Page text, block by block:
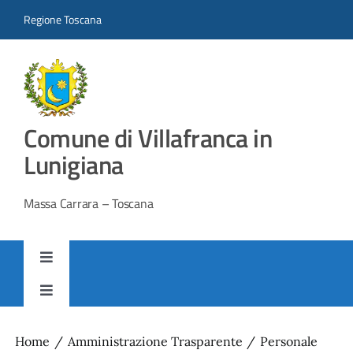
Regione Toscana
Comune di Villafranca in
Lunigiana
Massa Carrara – Toscana
Toggle
Navigation
AMMINISTRAZIONE TRASPARENTE
Toggle
SITO ISTITUZIONALE
Home Amministrazione Trasparente Personale